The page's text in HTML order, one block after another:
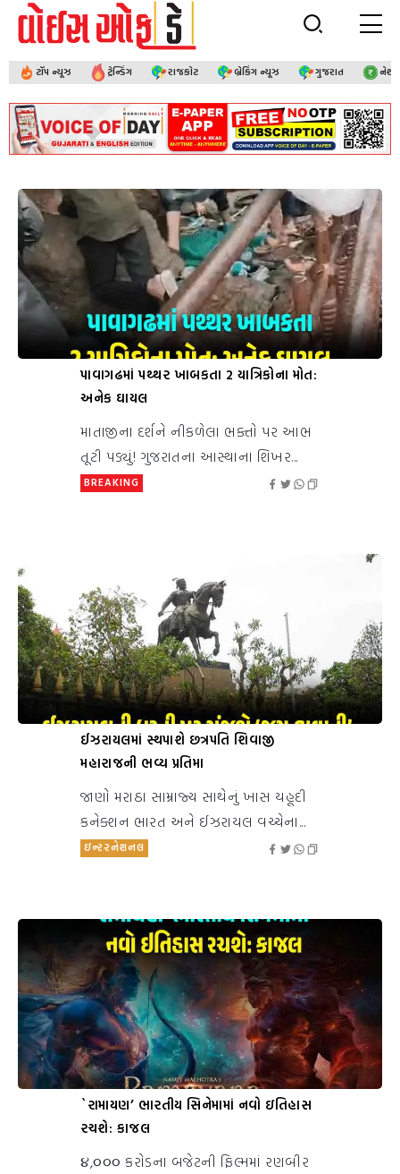
ટૉપ ન્યૂઝ ટ્રેન્ડિંગ રાજકોટ બ્રેકિંગ ન્યૂઝ ગુજરાત
પાવાગઢમાં પથ્થર ખાબકતા 2 યાત્રિકોના મોત:
અનેક ઘાયલ
માતાજીના દર્શને નીકળેલા ભક્તો પર આભ
તૂટી પડ્યું! ગુજરાતના આસ્થાના શિખર...
BREAKING
ઈઝરાયલમાં સ્થપાશે છત્રપતિ શિવાજી
મહારાજની ભવ્ય પ્રતિમા
જાણો મરાઠા સામ્રાજ્ય સાથેનું ખાસ યહૂદી
કનેક્શન ભારત અને ઈઝરાયલ વચ્ચેના...
ઇન્ટરનેશનલ
`રામાયણ’ ભારતીય સિનેમામાં નવો ઇતિહાસ
રચશે: કાજલ
૪,૦૦૦ કરોડના બજેટની ફિલ્મમાં રણબીર